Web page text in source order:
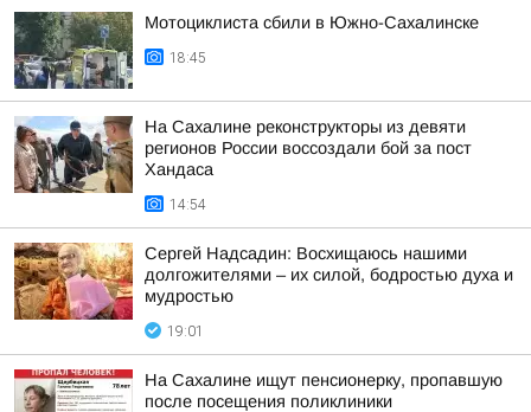
Мотоциклиста сбили в Южно-Сахалинске
18:45
На Сахалине реконструкторы из девяти
регионов России воссоздали бой за пост
Хандаса
14:54
Сергей Надсадин: Восхищаюсь нашими
долгожителями – их силой, бодростью духа и
мудростью
19:01
На Сахалине ищут пенсионерку, пропавшую
после посещения поликлиники